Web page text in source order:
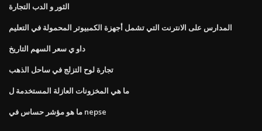
الثور و الدب التجارة
المدارس على الانترنت التي تشمل أجهزة الكمبيوتر المحمولة في التعليم
داو ي سعر السهم التاريخ
تجارة لوح التزلج في ساحل الذهب
ما هي المخزونات العازلة المستخدمة ل
ما هو مؤشر حساس في nepse